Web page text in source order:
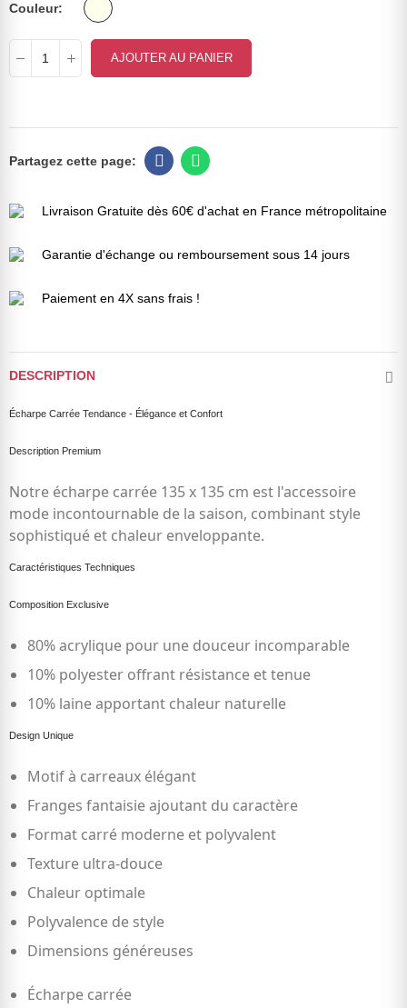
Couleur
AJOUTER AU PANIER
Livraison Gratuite dès 60€ d'achat en France métropolitaine
Garantie d'échange ou remboursement sous 14 jours
Paiement en 4X sans frais !
DESCRIPTION
Écharpe Carrée Tendance - Élégance et Confort
Description Premium
Notre écharpe carrée 135 x 135 cm est l'accessoire
mode incontournable de la saison, combinant style
sophistiqué et chaleur enveloppante.
Caractéristiques Techniques
Composition Exclusive
80% acrylique pour une douceur incomparable
10% polyester offrant résistance et tenue
10% laineapportant chaleur naturelle
Design Unique
Motif à carreaux élégant
Franges fantaisie ajoutant du caractère
Format carré moderne et polyvalent
Texture ultra-douce
Chaleur optimale
Polyvalence de style
Dimensions généreuses
Écharpe carrée